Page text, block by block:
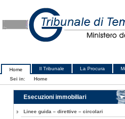
Home Il Tribunale La Procura
Sei in:
Home
Esecuzioni immobiliari
Linee guida – direttive – circolari